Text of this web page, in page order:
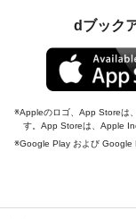
dブック
Appleのロゴ、App Storeは
す。App Storeは、Apple
Google Play および Google